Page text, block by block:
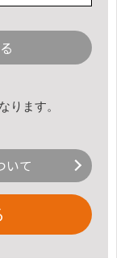
ります。
いて